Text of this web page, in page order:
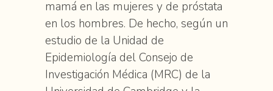
mamá en las mujeres y de próstata
en los hombres. De hecho, según un
estudio de la Unidad de
Epidemiología del Consejo de
Investigación Médica (MRC) de la